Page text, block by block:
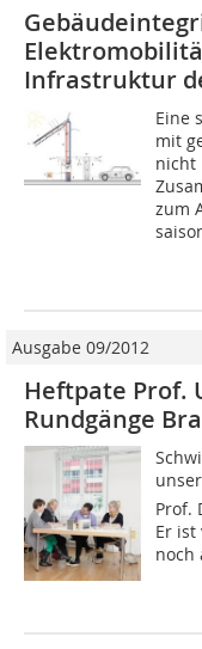
Infrastruktur
Eine
mit
nicht
zum
Ausgabe 09/2012
Heftpate Prof.
Rundgänge
Prof.
Er
noch